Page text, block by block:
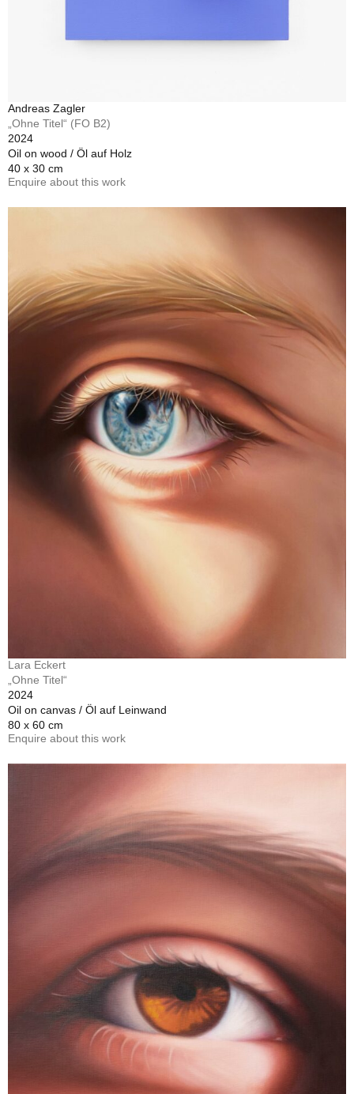
Andreas Zagler
„Ohne Titel“ (FO B2)
2024
Oil on wood / Öl auf Holz
40 x 30 cm
Enquire about this work
Lara Eckert
„Ohne Titel“
2024
Oil on canvas / Öl auf Leinwand
80 x 60 cm
Enquire about this work